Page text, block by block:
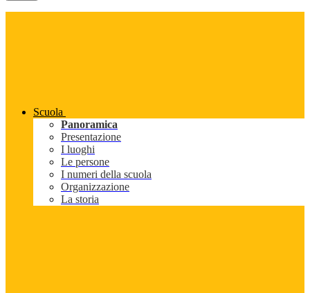
Scuola
Panoramica
Presentazione
I luoghi
Le persone
I numeri della scuola
Organizzazione
La storia